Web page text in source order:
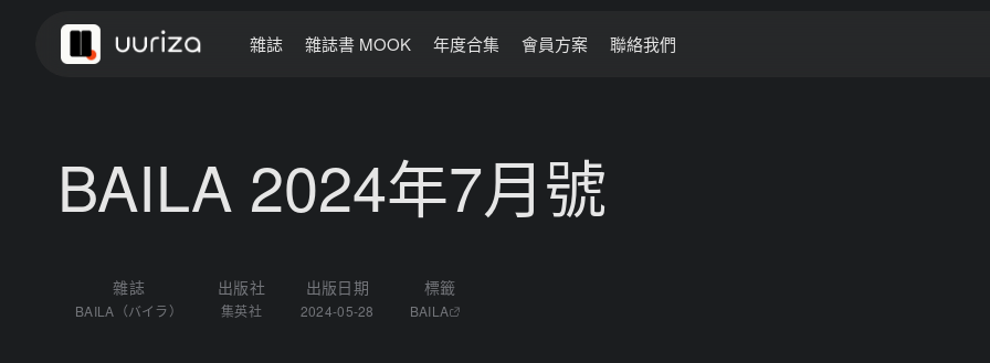
雜誌 雜誌書 MOOK 年度合集 會員方案 聯絡我們
BAILA 2024年7月號
雜誌
BAILA（バイラ）
出版社
集英社
出版日期
2024-05-28
標籤
BAILA